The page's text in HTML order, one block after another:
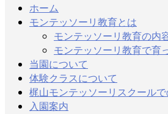
ホーム
モンテッソーリ教育とは
モンテッソーリ教育の内
モンテッソーリ教育で育
当園について
体験クラスについて
梶山モンテッソーリスクール
入園案内